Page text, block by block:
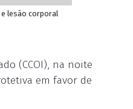
lesão corporal
(CCOI), na noite
em favor de